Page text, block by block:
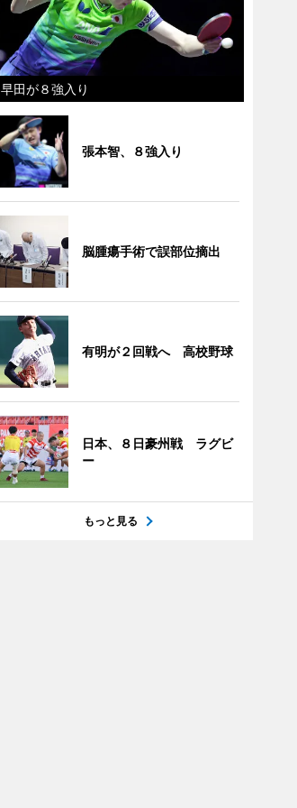
早田が８強入り
張本智、８強入り
脳腫瘍手術で誤部位摘出
有明が２回戦へ 高校野球
日本、８日豪州戦 ラグビ
ー
もっと見る